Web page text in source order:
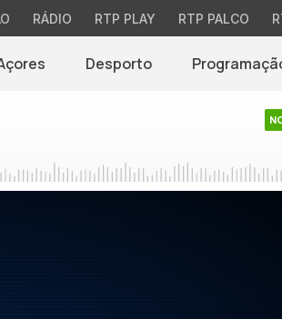
RÁDIO RTP PLAY RTP PALCO
Desporto